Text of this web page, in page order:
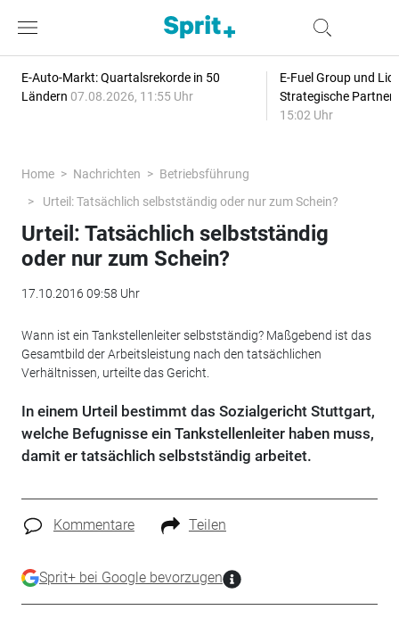
E-Auto-Markt: Quartalsrekorde in 50
Ländern 07.08.2026, 11:55 Uhr
E-Fuel Group und
Strategische
15:02 Uhr
Home Nachrichten
Betriebsführung
Urteil: Tatsächlich selbstständig oder nur zum Schein?
Urteil: Tatsächlich selbstständig
oder nur zum Schein?
17.10.2016 09:58 Uhr
Wann ist ein Tankstellenleiter selbstständig? Maßgebend ist das
Gesamtbild der Arbeitsleistung nach den tatsächlichen
Verhältnissen, urteilte das Gericht.
In einem Urteil bestimmt das Sozialgericht Stuttgart,
welche Befugnisse ein Tankstellenleiter haben muss,
damit er tatsächlich selbstständig arbeitet.
Kommentare Teilen
Sprit+ bei Google bevorzugen